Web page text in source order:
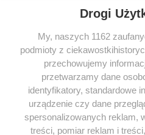
SERWIS
SPOŁECZNOŚĆ
WSPÓŁPRACA
KONTAKT
Drogi
My, naszych 1162
podmioty z
przechowujemy
przetwarzamy dane
identyfikatory, standardowe
urządzenie czy dane
spersonalizowanych reklam,
treści, pomiar reklam i